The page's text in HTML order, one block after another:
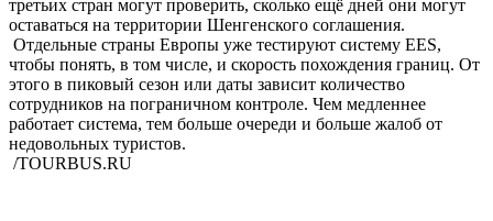
третьих стран могут проверить, сколько ещё дней они могут
оставаться на территории Шенгенского соглашения.
Отдельные страны Европы уже тестируют систему EES,
чтобы понять, в том числе, и скорость похождения границ. От
этого в пиковый сезон или даты зависит количество
сотрудников на пограничном контроле. Чем медленнее
работает система, тем больше очереди и больше жалоб от
недовольных туристов.
/TOURBUS.RU